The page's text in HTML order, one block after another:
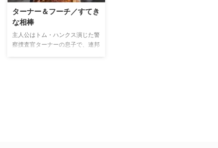
ターナー＆フーチ／すてき
な相棒
主人公はトム・ハンクス演じた警
察捜査官ターナーの息子で、連邦